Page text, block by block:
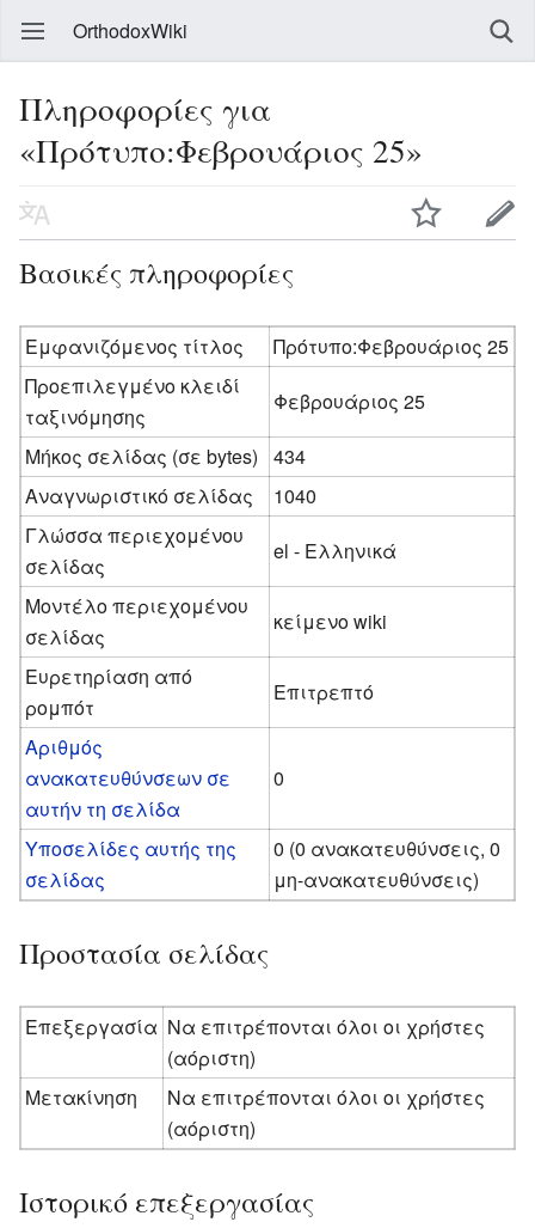
OrthodoxWiki
Πληροφορίες για
«Πρότυπο:Φεβρουάριος 25»
Βασικές πληροφορίες
Εμφανιζόμενος τίτλος
Πρότυπο:Φεβρουάριος 25
Προεπιλεγμένο κλειδί
ταξινόμησης
Φεβρουάριος 25
Μήκος σελίδας (σε bytes)
434
Αναγνωριστικό σελίδας
1040
Γλώσσα περιεχομένου
σελίδας
el - Ελληνικά
Μοντέλο περιεχομένου
σελίδας
κείμενο wiki
Ευρετηρίαση από
ρομπότ
Επιτρεπτό
Αριθμός
ανακατευθύνσεων σε
αυτήν τη σελίδα
0
Υποσελίδες αυτής της
σελίδας
0 (0 ανακατευθύνσεις, 0
μη-ανακατευθύνσεις)
Προστασία σελίδας
Επεξεργασία Να επιτρέπονται όλοι οι χρήστες
(αόριστη)
Μετακίνηση
Να επιτρέπονται όλοι οι χρήστες
(αόριστη)
Ιστορικό επεξεργασίας